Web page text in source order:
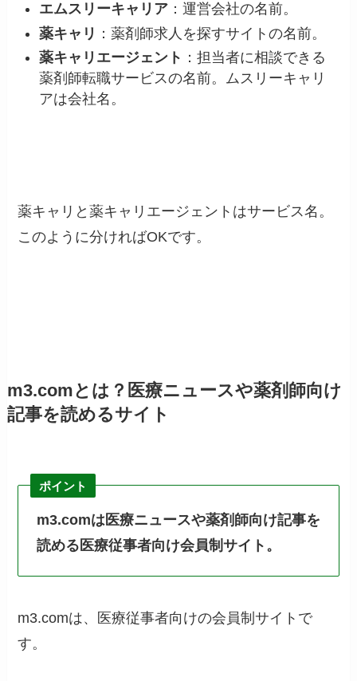
エムスリーキャリア ：運営会社の名前。
薬キャリ ：薬剤師求人を探すサイトの名前。
薬キャリエージェント ：担当者に相談できる
薬剤師転職サービスの名前。ムスリーキャリ
アは会社名。
薬キャリと薬キャリエージェントはサービス名。
このように分ければOKです。
m3.comとは？医療ニュースや薬剤師向け
記事を読めるサイト
ポイント
m3.comは医療ニュースや薬剤師向け記事を
読める医療従事者向け会員制サイト。
m3.comは、医療従事者向けの会員制サイトで
す。